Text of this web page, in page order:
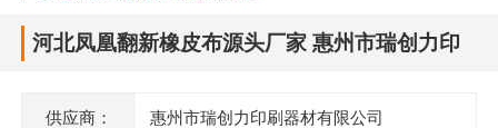
河北凤凰翻新橡皮布源头厂家 惠州市瑞创力印
供应商： 惠州市瑞创力印刷器材有限公司